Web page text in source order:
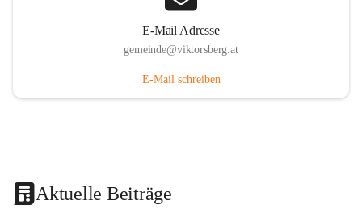
E-Mail Adresse
gemeinde@viktorsberg.at
E-Mail schreiben
Aktuelle Beiträge